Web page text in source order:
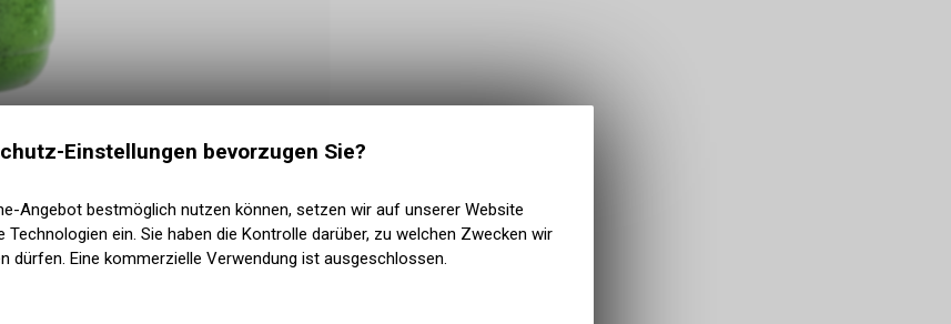
Bewegungsapparat und die Mobilität –
ist bekannt für ihre wertvollen
Einstellungen bevorzugen Sie?
Angebot bestmöglich nutzen können, setzen wir auf unserer Website
Technologien ein. Sie haben die Kontrolle darüber, zu welchen Zwecken wir
dürfen. Eine kommerzielle Verwendung ist ausgeschlossen.